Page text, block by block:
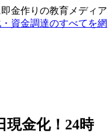
金作りの教育メディア
資金調達のすべてを網
現金化！24時